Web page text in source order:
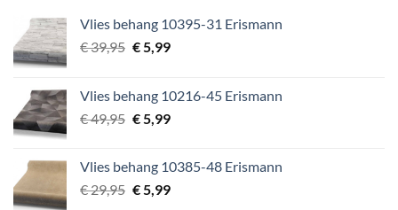
Vlies behang 10395-31 Erismann
€39,95 Oorspronkelijke
€ 39,95.
€5,99Huidige
€ 5,99.
Vlies behang 10216-45 Erismann
€49,95 Oorspronkelijke
€ 49,95.
€5,99Huidige
€ 5,99.
Vlies behang 10385-48 Erismann
€29,95 Oorspronkelijke
€5,99Huidige